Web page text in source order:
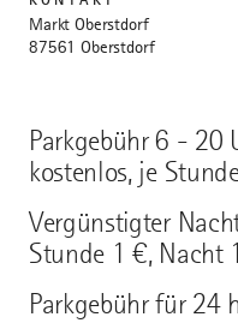
Parkgebühr 6 - 20
kostenlos, je
Vergünstigter
Stunde 1 €, Nacht
Parkgebühr für 24
Markt Oberstdorf
87561 Oberstdorf